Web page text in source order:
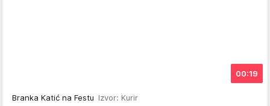
00:19
Branka Katić na Festu Izvor: Kurir